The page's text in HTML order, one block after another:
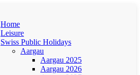
Home
Leisure
Swiss Public Holidays
Aargau
Aargau 2025
Aargau 2026